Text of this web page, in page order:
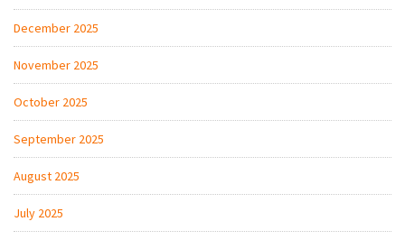
December 2025
November 2025
October 2025
September 2025
August 2025
July 2025